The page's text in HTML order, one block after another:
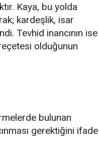
Kaya, bu yolda
kardeşlik, isar
Tevhid inancının ise
olduğunun
bulunan
gerektiğini ifade